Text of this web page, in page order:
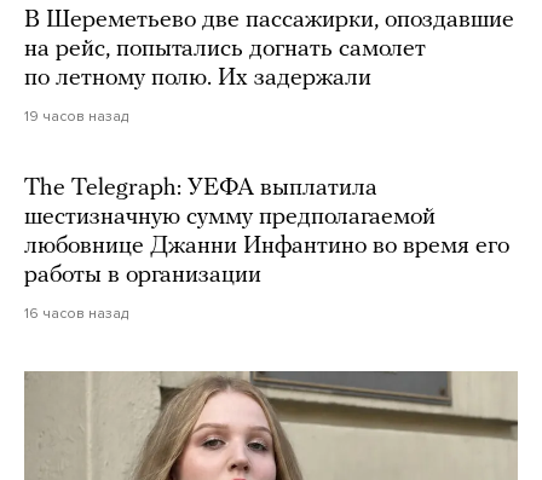
В Шереметьево две пассажирки, опоздавшие
на рейс, попытались догнать самолет
по летному полю. Их задержали
19 часов назад
The Telegraph: УЕФА выплатила
шестизначную сумму предполагаемой
любовнице Джанни Инфантино во время его
работы в организации
16 часов назад